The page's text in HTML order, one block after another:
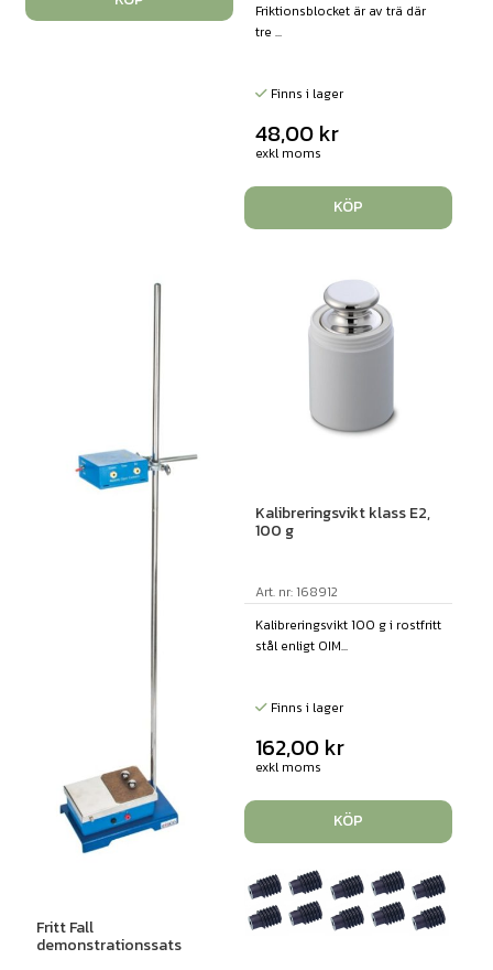
Friktionsblocket är av trä där
tre ...
Finns i lager
48,00 kr
exkl moms
KÖP
Fritt Fall
demonstrationssats
Kalibreringsvikt klass E2,
100 g
Art. nr: 168912
Kalibreringsvikt 100 g i rostfritt
stål enligt OIM...
Finns i lager
162,00 kr
exkl moms
KÖP